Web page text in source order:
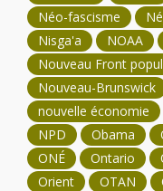
Néo-fascisme
Nisga'a
NOAA
Nouveau Front
Nouveau-Brunswick
nouvelle économie
NPD
Obama
ONÉ
Ontario
Orient
OTAN